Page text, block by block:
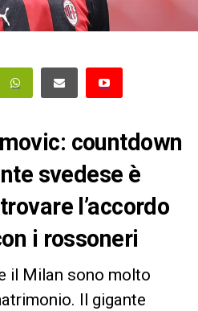
countdown
svedese è
l’accordo
i rossoneri
il Milan sono molto
Il gigante